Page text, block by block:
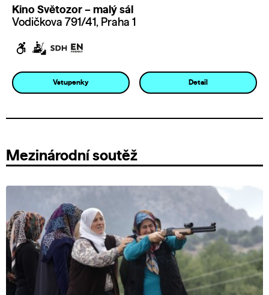
Kino Světozor – malý sál
Vodičkova 791/41, Praha 1
Vstupenky Detail
Mezinárodní soutěž